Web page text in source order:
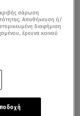
σάρωση
Αποθήκευση ή/
διαφήμιση
έρευνα κοινού